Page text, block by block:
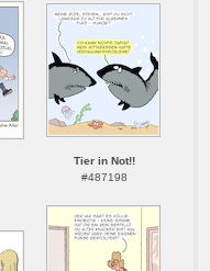
Tier in Not!!
#487198